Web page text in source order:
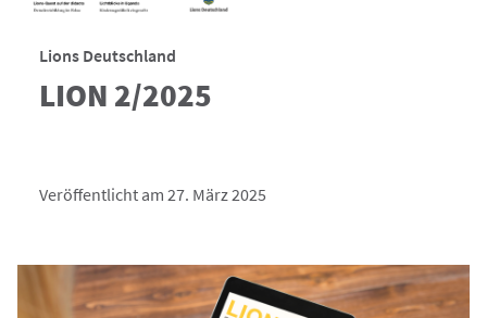
Lions Deutschland
LION 2/2025
Veröffentlicht am 27. März 2025